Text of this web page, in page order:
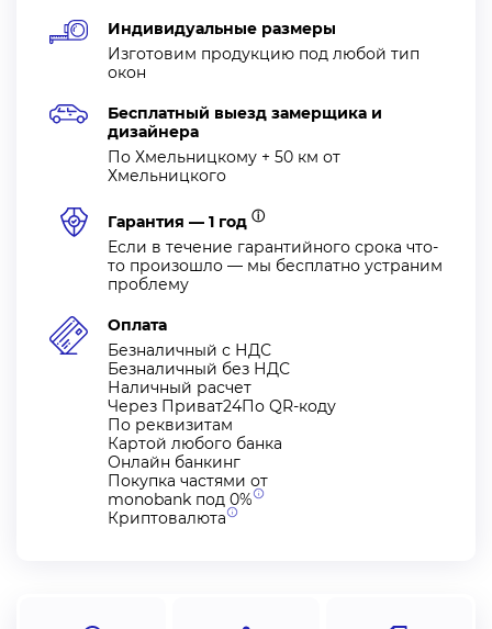
Индивидуальные размеры
Изготовим продукцию под любой тип
окон
Бесплатный выезд замерщика и
дизайнера
По Хмельницкому + 50 км от
Хмельницкого
Гарантия — 1 год ⓘ
Если в течение гарантийного срока что-
то произошло — мы бесплатно устраним
проблему
Оплата
Безналичный с НДС
Безналичный без НДС
Наличный расчет
Через Приват24По QR-коду
По реквизитам
Картой любого банка
Онлайн банкинг
Покупка частями от
monobank под 0%
Криптовалюта